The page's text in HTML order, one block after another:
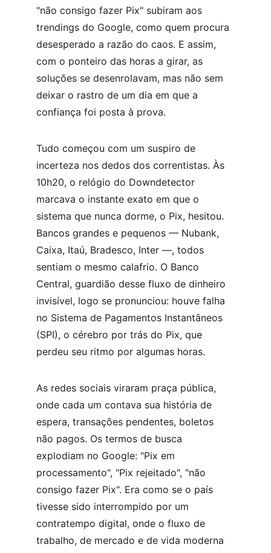
"não consigo fazer Pix" subiram aos
trendings do Google, como quem procura
desesperado a razão do caos. E assim,
com o ponteiro das horas a girar, as
soluções se desenrolavam, mas não sem
deixar o rastro de um dia em que a
confiança foi posta à prova.
Tudo começou com um suspiro de
incerteza nos dedos dos correntistas. Às
10h20, o relógio do Downdetector
marcava o instante exato em que o
sistema que nunca dorme, o Pix, hesitou.
Bancos grandes e pequenos — Nubank,
Caixa, Itaú, Bradesco, Inter —, todos
sentiam o mesmo calafrio. O Banco
Central, guardião desse fluxo de dinheiro
invisível, logo se pronunciou: houve falha
no Sistema de Pagamentos Instantâneos
(SPI), o cérebro por trás do Pix, que
perdeu seu ritmo por algumas horas.
As redes sociais viraram praça pública,
onde cada um contava sua história de
espera, transações pendentes, boletos
não pagos. Os termos de busca
explodiam no Google: "Pix em
processamento", "Pix rejeitado", "não
consigo fazer Pix". Era como se o país
tivesse sido interrompido por um
contratempo digital, onde o fluxo de
trabalho, de mercado e de vida moderna